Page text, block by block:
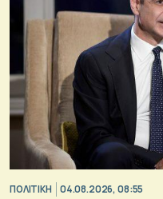
ΠΟΛΙΤΙΚΗ 04.08.2026, 08:55